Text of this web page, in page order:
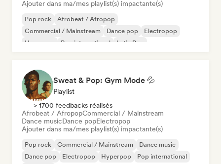
Ajouter dans ma/mes playlist(s) impactante(s)
Pop rock
Afrobeat / Afropop
Commercial / Mainstream
Dance pop
Electropop
Hyperpop
Pop international Latin Pop
Sweat & Pop: Gym Mode 💦
Playlist
> 1700 feedbacks réalisés
Afrobeat / AfropopCommercial / Mainstream
Dance musicDance popElectropop
Ajouter dans ma/mes playlist(s) impactante(s)
Pop rock Commercial / Mainstream
Dance music
Dance pop
Electropop Hyperpop
Pop international